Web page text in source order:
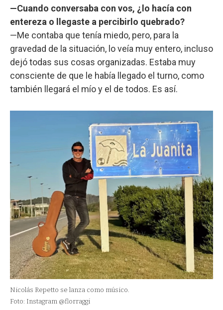
—Cuando conversaba con vos, ¿lo hacía con
entereza o llegaste a percibirlo quebrado?
—Me contaba que tenía miedo, pero, para la
gravedad de la situación, lo veía muy entero, incluso
dejó todas sus cosas organizadas. Estaba muy
consciente de que le había llegado el turno, como
también llegará el mío y el de todos. Es así.
Nicolás Repetto se lanza como músico.
Foto: Instagram @florraggi